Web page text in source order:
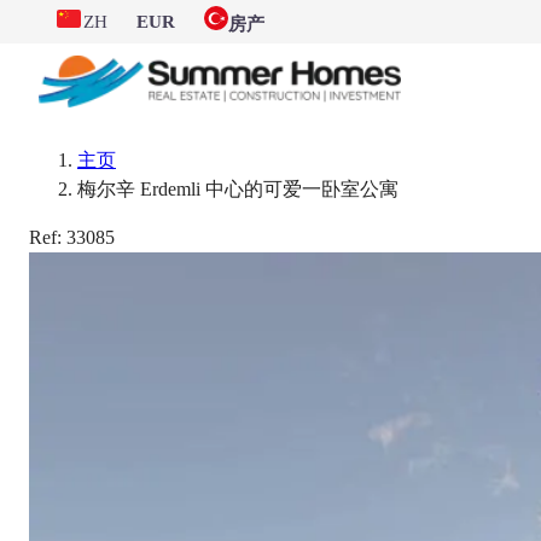
ZH EUR 房产
主页
梅尔辛 Erdemli 中心的可爱一卧室公寓
Ref: 33085